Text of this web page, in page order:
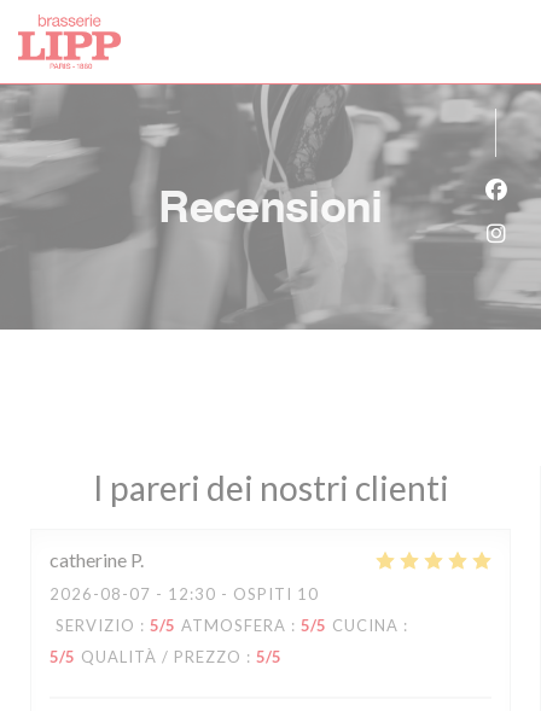
Personalizzazione delle tue scelte sui cookie
Recensioni
I pareri dei nostri clienti
catherine P
2026-08-07 - 12:30 - OSPITI 10
SERVIZIO : 5/5 ATMOSFERA : 5/5 CUCINA :
5/5 QUALITÀ / PREZZO : 5/5